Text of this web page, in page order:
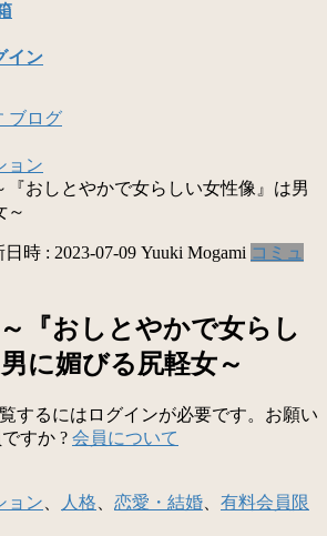
イン
ブログ
ョン
おしとやかで女らしい女性像』は男
～
日時 : 2023-07-09 Yuuki Mogami コミュ
『おしとやかで女らし
に媚びる尻軽女～
するにはログインが必要です。お願い
すか ? 会員について
ョン
人格 恋愛・結婚
有料会員限